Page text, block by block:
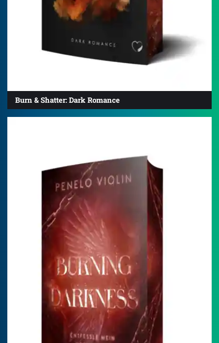
Burn & Shatter: Dark Romance